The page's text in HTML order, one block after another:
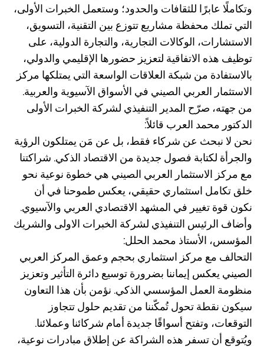
وتكاملًا عابرًا للثقافات والحدود؛ وستعمل الخبرات الأولى،
التي تملك محفظة مشاريع تتوزع بين التقنية، التسويق،
الاستشارات، الوكالات التجارية، والتجارة الدولية، على
توظيف هذه الاتفاقية لتعزيز حضورها الإقليمي والدولي،
بالاستفادة من شبكة العلاقات الواسعة التي يمتلكها مركز
الاستثمار العربي الصيني في الأسواق الآسيوية والعربية.
من جهته، صرّح المدير التنفيذي لشركة الخبرات الأولى
الدكتور محمد العرب قائلاً:
نحن لا نبحث عن شركاء فقط، بل عن مَن يمتلكون الرؤية
والجرأة لكتابة فصول جديدة من الاقتصاد الذكي. شراكتنا
مع مركز الاستثمار العربي الصيني هي خطوة نوعية نحو
خلق تكامل استثماري حقيقي، يعكس طموحنا في أن
نكون قوة تغيير في المشهد الاقتصادي العربي والآسيوي.
وأضاف الرئيس التنفيذي لشركة الخبرات الاولى والشريك
المؤسس، الأستاذ محمد الحلل:
التحالف مع مركز استثماري بحجم وعمق المركز العربي
الصيني يعكس إيماننا بضرورة توسيع دائرة التأثير وتعزيز
منظومة العمل المؤسسي الذكي. نؤمن بأن هذا التعاون
سيكون نقطة تحول تُمكّننا من تقديم حلول تتجاوز
التوقعات، وتفتح أسواقًا جديدة أمام شركائنا وعملائنا.
ويُتوقع أن تسفر هذه الشراكة عن إطلاق مبادرات نوعية،